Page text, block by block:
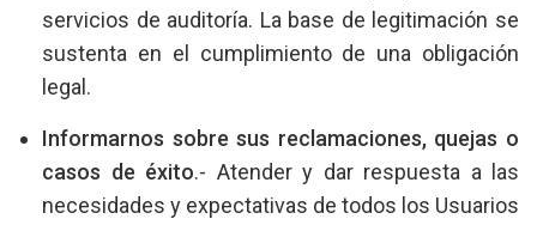
servicios de auditoría. La base de legitimación se
sustenta en el cumplimiento de una obligación
legal.
Informarnos sobre sus reclamaciones, quejas o
casos de éxito.- Atender y dar respuesta a las
necesidades y expectativas de todos los Usuarios